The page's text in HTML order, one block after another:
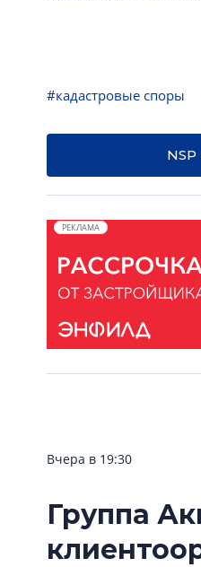
#кадастровые споры
РЕКЛАМА
Вчера в 19:30
Группа